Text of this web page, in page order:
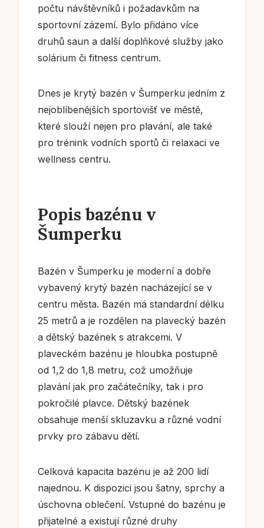
počtu návštěvníků i požadavkům na
sportovní zázemí. Bylo přidáno více
druhů saun a další doplňkové služby jako
solárium či fitness centrum.
Dnes je krytý bazén v Šumperku jedním z
nejoblíbenějších sportovišť ve městě,
které slouží nejen pro plavání, ale také
pro trénink vodních sportů či relaxaci ve
wellness centru.
Popis bazénu v
Šumperku
Bazén v Šumperku je moderní a dobře
vybavený krytý bazén nacházející se v
centru města. Bazén má standardní délku
25 metrů a je rozdělen na plavecký bazén
a dětský bazének s atrakcemi. V
plaveckém bazénu je hloubka postupně
od 1,2 do 1,8 metru, což umožňuje
plavání jak pro začátečníky, tak i pro
pokročilé plavce. Dětský bazének
obsahuje menší skluzavku a různé vodní
prvky pro zábavu dětí.
Celková kapacita bazénu je až 200 lidí
najednou. K dispozici jsou šatny, sprchy a
úschovna oblečení. Vstupné do bazénu je
přijatelné a existují různé druhy